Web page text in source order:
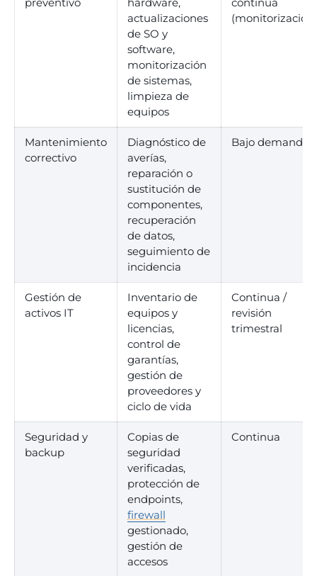
actualizaciones
de SO y
software,
monitorización
de sistemas,
limpieza de
equipos
(monitorización)
Mantenimiento
correctivo
Diagnóstico de
averías,
reparación o
sustitución de
componentes,
recuperación
de datos,
seguimiento de
incidencia
Bajo demanda
Gestión de
activos IT
Inventario de
equipos y
licencias,
control de
garantías,
gestión de
proveedores y
ciclo de vida
Continua /
revisión
trimestral
Seguridad y
backup
Copias de
seguridad
verificadas,
protección de
endpoints,
firewall
gestionado,
gestión de
accesos
Continua